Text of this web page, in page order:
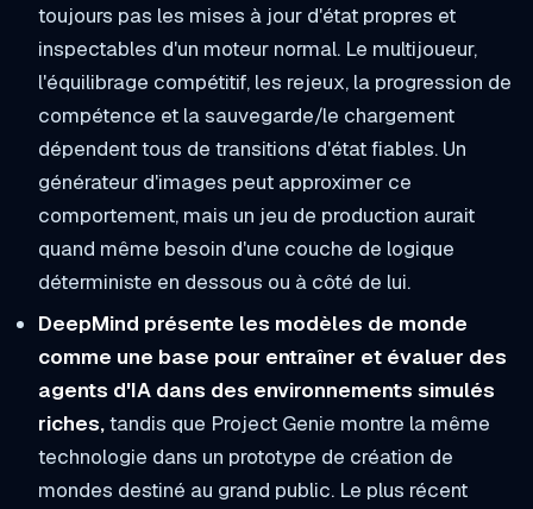
toujours pas les mises à jour d'état propres et
inspectables d'un moteur normal. Le multijoueur,
l'équilibrage compétitif, les rejeux, la progression de
compétence et la sauvegarde/le chargement
dépendent tous de transitions d'état fiables. Un
générateur d'images peut approximer ce
comportement, mais un jeu de production aurait
quand même besoin d'une couche de logique
déterministe en dessous ou à côté de lui.
DeepMind présente les modèles de monde
comme une base pour entraîner et évaluer des
agents d'IA dans des environnements simulés
riches,tandis que Project Genie montre la même
technologie dans un prototype de création de
mondes destiné au grand public. Le plus récent